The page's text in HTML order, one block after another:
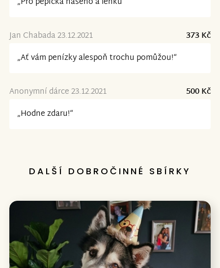
Jan Chabada 23.12.2021
373 Kč
„Ať vám penízky alespoň trochu pomůžou!“
Anonymní dárce 23.12.2021
500 Kč
„Hodne zdaru!“
DALŠÍ DOBROČINNÉ SBÍRKY